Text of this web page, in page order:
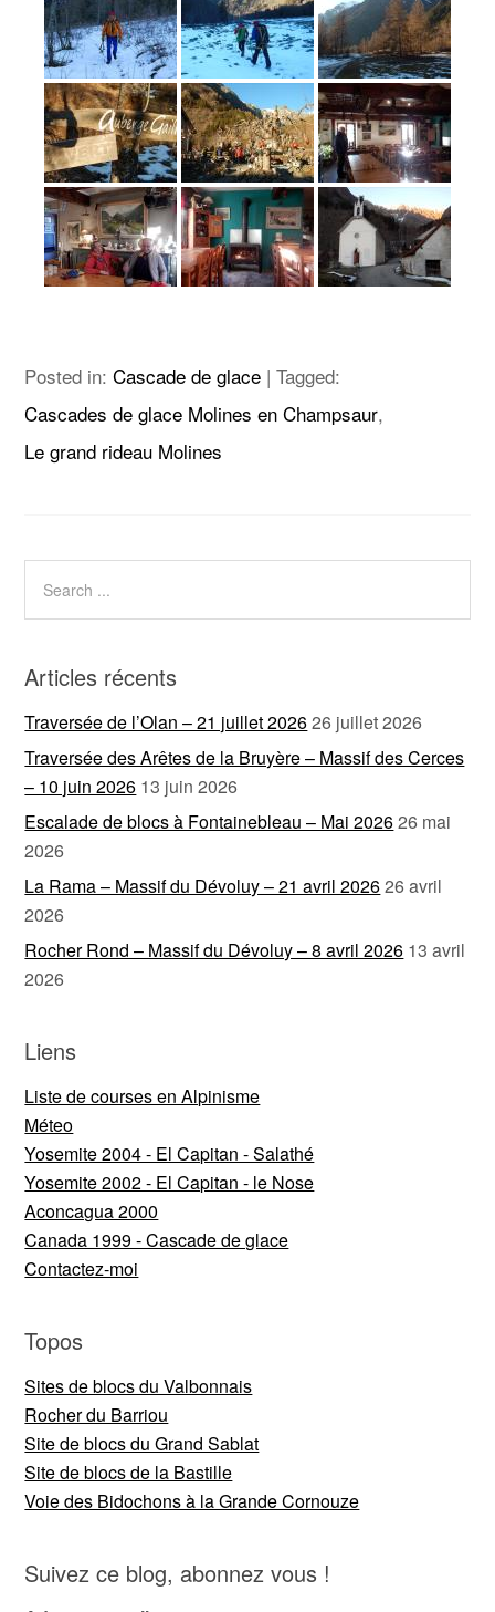
Posted in:Cascade de glace |Tagged:
Cascades de glace Molines en Champsaur,
Le grand rideau Molines
Articles récents
Traversée de l’Olan – 21 juillet 202626 juillet 2026
Traversée des Arêtes de la Bruyère – Massif des Cerces
– 10 juin 2026 13 juin 2026
Escalade de blocs à Fontainebleau – Mai 202626 mai
2026
La Rama – Massif du Dévoluy – 21 avril 202626 avril
2026
Rocher Rond – Massif du Dévoluy – 8 avril 2026 13 avril
2026
Liens
Liste de courses en Alpinisme
Méteo
Yosemite 2004 - El Capitan - Salathé
Yosemite 2002 - El Capitan - le Nose
Aconcagua 2000
Canada 1999 - Cascade de glace
Contactez-moi
Topos
Sites de blocs du Valbonnais
Rocher du Barriou
Site de blocs du Grand Sablat
Site de blocs de la Bastille
Voie des Bidochons à la Grande Cornouze
Suivez ce blog, abonnez vous !